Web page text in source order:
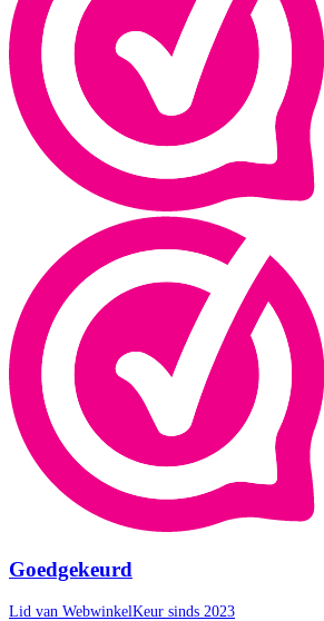
Goedgekeurd
Lid van WebwinkelKeur sinds 2023